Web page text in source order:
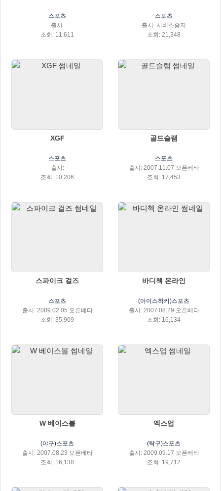
스포츠
출시:
조회: 11,611
스포츠
출시: 서비스중지
조회: 21,348
XGF
스포츠
출시:
조회: 10,206
골드슬램
스포츠
출시: 2007.11.07 오픈베타
조회: 17,453
스파이크 걸즈
스포츠
출시: 2009.02.05 오픈베타
조회: 35,909
바디첵 온라인
(아이스하키)스포츠
출시: 2007.08.29 오픈베타
조회: 16,134
W 베이스볼
(야구)스포츠
출시: 2007.08.23 오픈베타
조회: 16,138
엑스업
(탁구)스포츠
출시: 2009.09.17 오픈베타
조회: 19,712